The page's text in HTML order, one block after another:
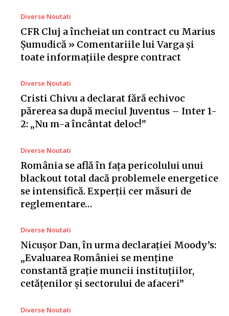
Diverse Noutati
CFR Cluj a încheiat un contract cu Marius
Șumudică » Comentariile lui Varga și
toate informațiile despre contract
Diverse Noutati
Cristi Chivu a declarat fără echivoc
părerea sa după meciul Juventus – Inter 1-
2: „Nu m-a încântat deloc!”
Diverse Noutati
România se află în fața pericolului unui
blackout total dacă problemele energetice
se intensifică. Experții cer măsuri de
reglementare…
Diverse Noutati
Nicușor Dan, în urma declarației Moody’s:
„Evaluarea României se menține
constantă grație muncii instituțiilor,
cetățenilor și sectorului de afaceri”
Diverse Noutati